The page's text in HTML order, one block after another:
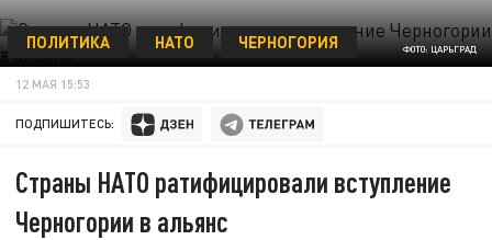
ФОТО: ЦАРЬГРАД
ПОЛИТИКА НАТО ЧЕРНОГОРИЯ
12 МАЯ 15:53
ПОДПИШИТЕСЬ:
Страны НАТО ратифицировали вступление
Черногории в альянс